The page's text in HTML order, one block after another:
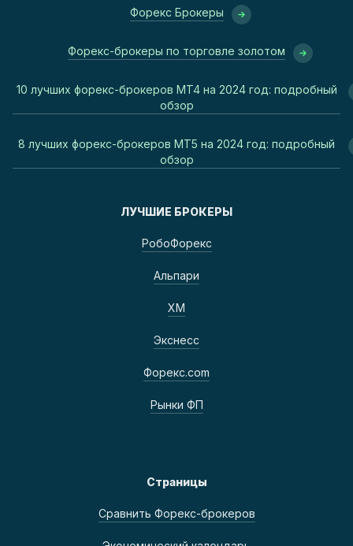
Форекс Брокеры
Форекс-брокеры по торговле золотом
10 лучших форекс-брокеров MT4 на 2024 год: подробный
обзор
8 лучших форекс-брокеров MT5 на 2024 год: подробный
обзор
ЛУЧШИЕ БРОКЕРЫ
РобоФорекс
Альпари
ХМ
Экснесс
Форекс.com
Рынки ФП
Страницы
Сравнить Форекс-брокеров